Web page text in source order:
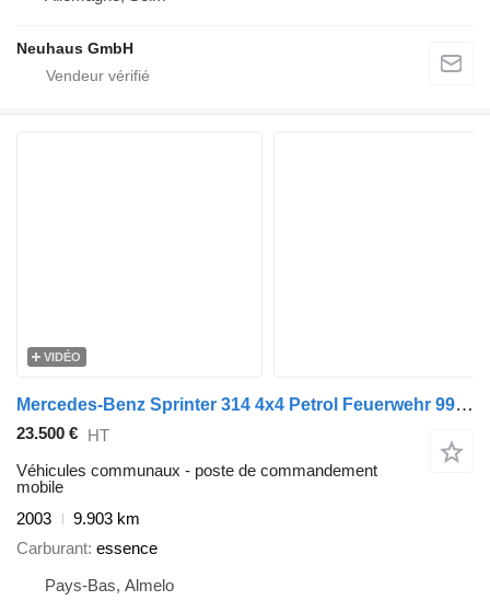
Neuhaus GmbH
VIDÉO
Mercedes-Benz Sprinter 314 4x4 Petrol Feuerwehr 9900 KM!
23.500 € HT
Véhicules communaux - poste de commandement
mobile
2003
9.903 km
Carburant essence
Pays-Bas, Almelo